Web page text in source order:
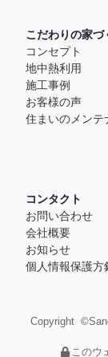
こだわりの家づ
コンセプト
地中熱利用
施工事例
お客様の声
住まいのメンテ
コンタクト
お問い合わせ
会社概要
お知らせ
個人情報保護方
Copyright
このウ